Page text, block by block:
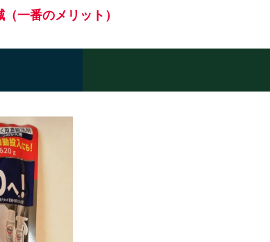
一番のメリット）